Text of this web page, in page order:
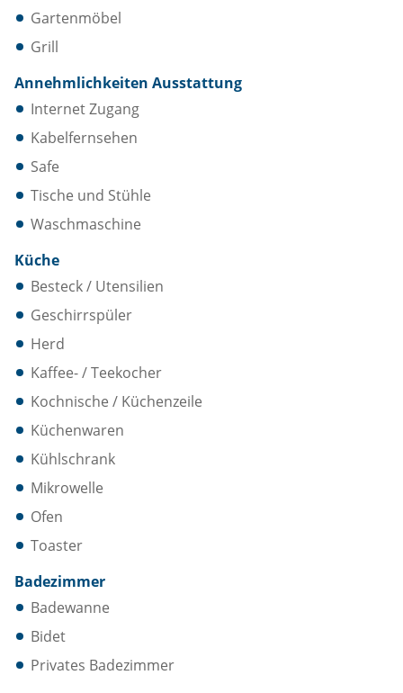
Gartenmöbel
Grill
Annehmlichkeiten Ausstattung
Internet Zugang
Kabelfernsehen
Safe
Tische und Stühle
Waschmaschine
Küche
Besteck / Utensilien
Geschirrspüler
Herd
Kaffee- / Teekocher
Kochnische / Küchenzeile
Küchenwaren
Kühlschrank
Mikrowelle
Ofen
Toaster
Badezimmer
Badewanne
Bidet
Privates Badezimmer